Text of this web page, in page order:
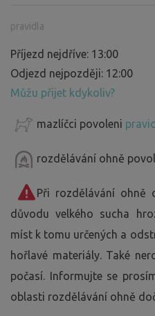
pravidla
Příjezd nejdříve: 13:00
Odjezd nejpozději: 12:00
Můžu přijet kdykoliv?
mazlíčci povoleni
rozdělávání ohně
Při rozdělávání ohně
důvodu velkého sucha
míst k tomu určených a
hořlavé materiály. Také
počasí. Informujte se
oblasti rozdělávání ohně